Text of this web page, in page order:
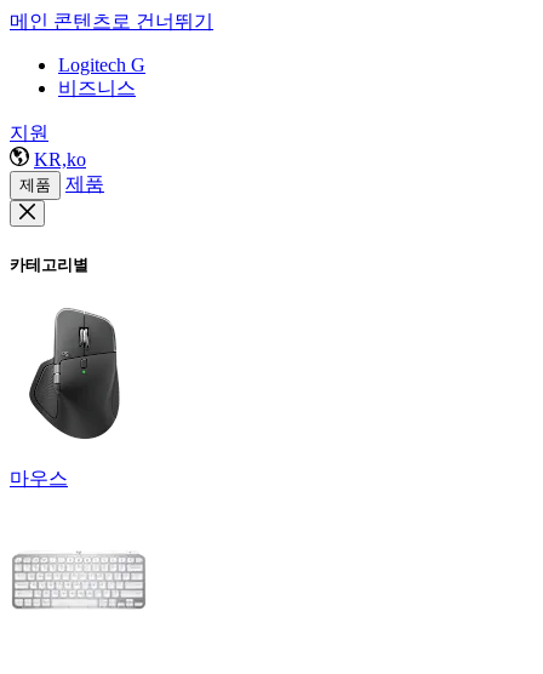
메인 콘텐츠로 건너뛰기
Logitech G
비즈니스
지원
KR,ko
제품 제품
카테고리별
마우스